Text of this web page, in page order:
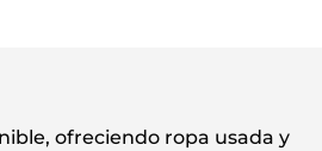
ofreciendo ropa usada y